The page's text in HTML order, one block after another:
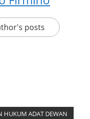
posts
HUKUM ADAT DEWAN